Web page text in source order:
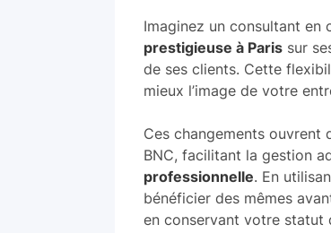
Imaginez un consultant en
prestigieuse à Paris sur
de ses clients. Cette
mieux l’image de votre
Ces changements ouvrent
BNC, facilitant la gestion
professionnelle. En
bénéficier des mêmes
en conservant votre statut